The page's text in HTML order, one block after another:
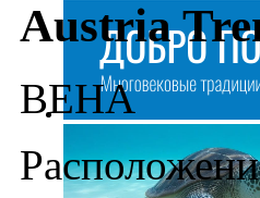
Austria
ВЕНА